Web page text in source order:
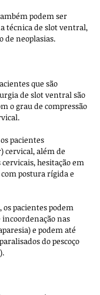
podem ser
técnica de slot ventral,
de neoplasias.
que são
de slot ventral são
o grau de compressão
pacientes
cervical, além de
hesitação em
postura rígida e
os pacientes podem
nas
e podem até
​​do pescoço